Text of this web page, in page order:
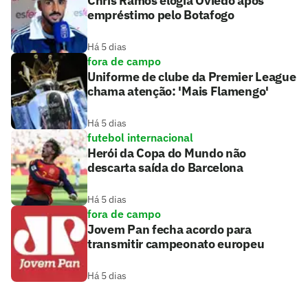
empréstimo pelo Botafogo
Há 5 dias
fora de campo
Uniforme de clube da Premier League
chama atenção: 'Mais Flamengo'
Há 5 dias
futebol internacional
Herói da Copa do Mundo não
descarta saída do Barcelona
Há 5 dias
fora de campo
Jovem Pan fecha acordo para
transmitir campeonato europeu
Há 5 dias